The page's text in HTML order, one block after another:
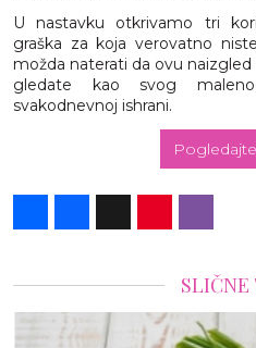
U nastavku otkrivamo tri
graška za koja verovatno
možda naterati da ovu
gledate kao svog
svakodnevnoj ishrani.
SLIČNE